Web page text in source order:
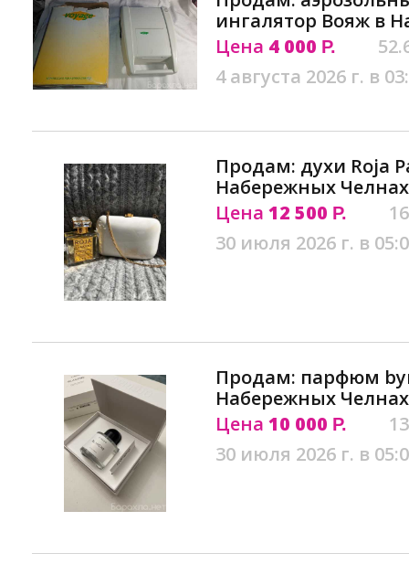
ингалятор Вояж в
Цена 4 000 Р.
4 августа 2026 г. в
Продам: духи Roja
Набережных Челнах
Цена 12 500 Р.
30 июля 2026 г. в
Продам: парфюм
Набережных Челнах
Цена 10 000 Р.
30 июля 2026 г. в